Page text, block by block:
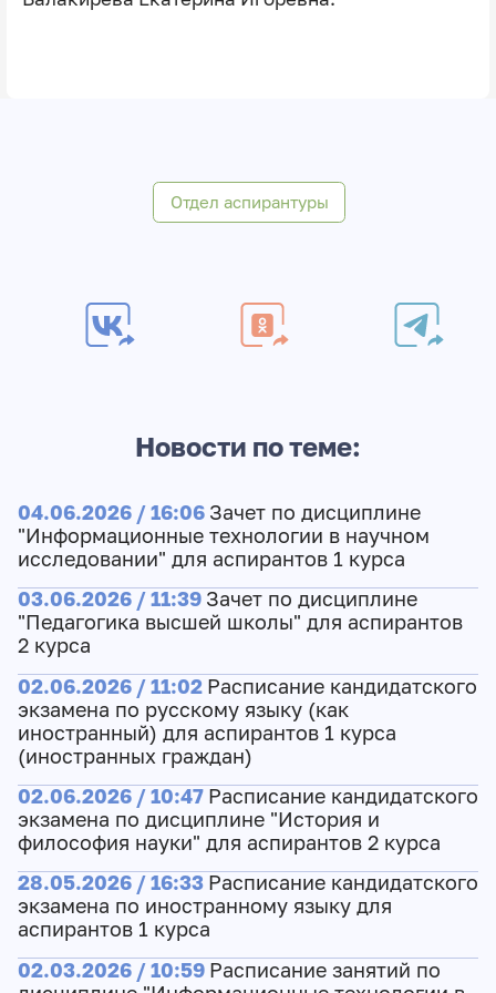
Отдел аспирантуры
Новости по теме:
04.06.2026 / 16:06 Зачет по дисциплине
"Информационные технологии в научном
исследовании" для аспирантов 1 курса
03.06.2026 / 11:39 Зачет по дисциплине
"Педагогика высшей школы" для аспирантов
2 курса
02.06.2026 / 11:02 Расписание кандидатского
экзамена по русскому языку (как
иностранный) для аспирантов 1 курса
(иностранных граждан)
02.06.2026 / 10:47 Расписание кандидатского
экзамена по дисциплине "История и
философия науки" для аспирантов 2 курса
28.05.2026 / 16:33 Расписание кандидатского
экзамена по иностранному языку для
аспирантов 1 курса
02.03.2026 / 10:59 Расписание занятий по